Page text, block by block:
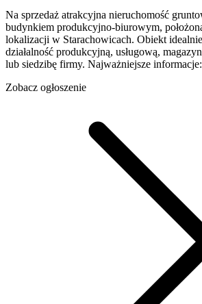
Na sprzedaż atrakcyjna nieruchomość
budynkiem produkcyjno-biurowym,
lokalizacji w Starachowicach. Obiekt
działalność produkcyjną, usługową,
lub siedzibę firmy. Najważniejsze
Zobacz ogłoszenie